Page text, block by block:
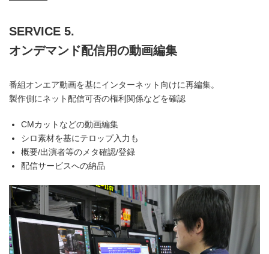
SERVICE 5.
オンデマンド配信用の動画編集
番組オンエア動画を基にインターネット向けに再編集。
製作側にネット配信可否の権利関係などを確認
CMカットなどの動画編集
シロ素材を基にテロップ入力も
概要/出演者等のメタ確認/登録
配信サービスへの納品